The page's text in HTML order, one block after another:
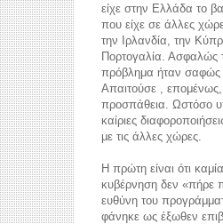
είχε στην Ελλάδα το
που είχε σε άλλες
την Ιρλανδία, την
Πορτογαλία. Ασφαλώς
πρόβλημα ήταν σαφώς
Απαιτούσε ,
προσπάθεια. Ωστόσο
καίριες
με τις άλλες χώρες.
Η πρώτη είναι ότι
κυβέρνηση δεν «πήρε
ευθύνη του
φάνηκε ως έξωθεν